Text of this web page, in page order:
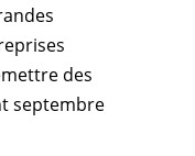
des
septembre